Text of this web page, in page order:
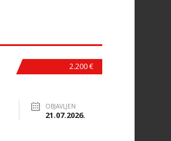
2.200 €
OBJAVLJEN
21.07.2026.